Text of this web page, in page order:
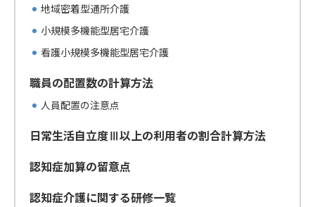
地域密着型通所介護
小規模多機能型居宅介護
看護小規模多機能型居宅介護
職員の配置数の計算方法
人員配置の注意点
日常生活自立度Ⅲ以上の利用者の割合計算方法
認知症加算の留意点
認知症介護に関する研修一覧